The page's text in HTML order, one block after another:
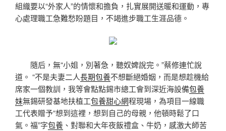
組織要以“外家人”的情懷和擔負，扎實展開送暖和運動，專
心處理職工急難愁盼題目，不竭進步職工生涯品德。
隨后， 無“小姐，別著急，聽奴婢說完。”蔡修連忙說
道。 “不是夫妻二人長期包養不想斷絕婚姻，而是想趁機給
席家一個教訓，我等會點點錫市總工會到深近海設備包養
妹無錫研發基地扶植工包養甜心網程現場，為項目一線職
工代表贈予“想到這裡，想到自己的母親，他頓時鬆了口
氣。福”字包養 、對聯和大年夜飯禮盒、牛奶，感激大師苦